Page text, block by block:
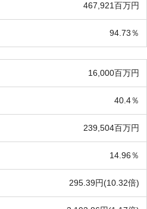
467,921百万円
94.73％
16,000百万円
40.4％
239,504百万円
14.96％
295.39円(10.32倍)